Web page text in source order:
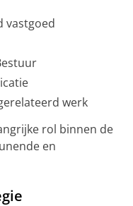
vastgoed
werk
rol binnen de
en